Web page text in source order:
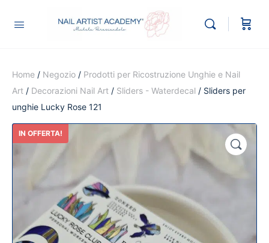
Home / Negozio / Prodotti per Ricostruzione Unghie e Nail
Art / Decorazioni Nail Art / Sliders - Waterdecal / Sliders per
unghie Lucky Rose 121
IN OFFERTA!
🔍